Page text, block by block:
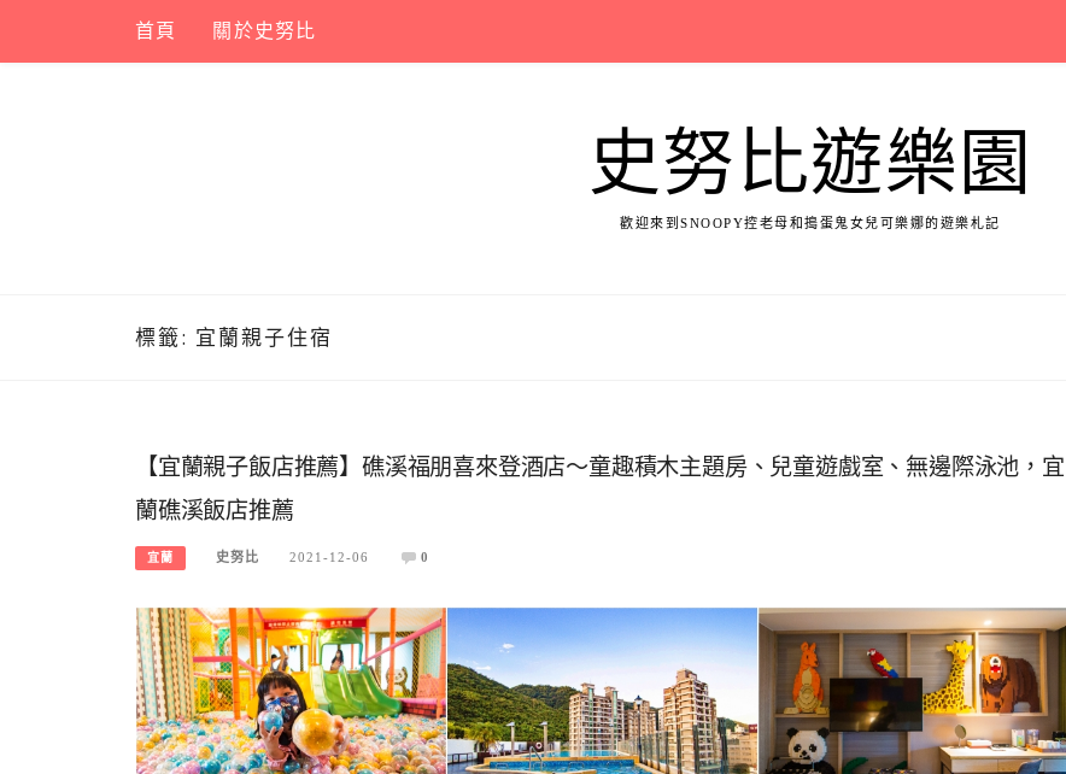
content
首頁 關於史努比
史努比遊樂園
歡迎來到SNOOPY控老母和搗蛋鬼女兒可樂娜的遊樂札記
標籤: 宜蘭親子住宿
【宜蘭親子飯店推薦】礁溪福朋喜來登酒店～童趣積木主題房、兒童遊戲室、無邊際泳池，宜
蘭礁溪飯店推薦
宜蘭 史努比 2021-12-06 0